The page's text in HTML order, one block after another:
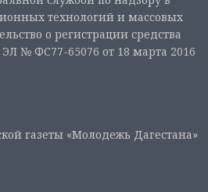
технологий и массовых
о регистрации средства
№ ФС77-65076 от 18 марта 2016
газеты «Молодежь Дагестана»